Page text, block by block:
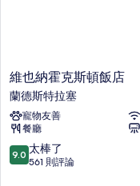
床
的
所
有
相
人
床
的
維
也
納
霍
克
斯
頓
維也納霍克斯頓飯店
蘭德斯特拉塞
寵物友善
餐廳
9.0
分，
9.0 太棒了
561 則評論